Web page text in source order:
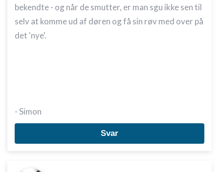
bekendte - og når de smutter, er man sgu ikke sen til
selv at komme ud af døren og få sin røv med over på
det 'nye'.
- Simon
Svar
Identificere enheder baseret på aktivt
anmodede oplysninger
Ikke-IAB-behandlingsformål:
Annoncering / marketing